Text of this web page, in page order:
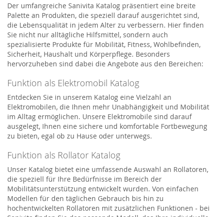
Der umfangreiche Sanivita Katalog präsentiert eine breite
Palette an Produkten, die speziell darauf ausgerichtet sind,
die Lebensqualität in jedem Alter zu verbessern. Hier finden
Sie nicht nur alltägliche Hilfsmittel, sondern auch
spezialisierte Produkte für Mobilität, Fitness, Wohlbefinden,
Sicherheit, Haushalt und Körperpflege. Besonders
hervorzuheben sind dabei die Angebote aus den Bereichen:
Funktion als Elektromobil Katalog
Entdecken Sie in unserem Katalog eine Vielzahl an
Elektromobilen, die Ihnen mehr Unabhängigkeit und Mobilität
im Alltag ermöglichen. Unsere Elektromobile sind darauf
ausgelegt, Ihnen eine sichere und komfortable Fortbewegung
zu bieten, egal ob zu Hause oder unterwegs.
Funktion als Rollator Katalog
Unser Katalog bietet eine umfassende Auswahl an Rollatoren,
die speziell für Ihre Bedürfnisse im Bereich der
Mobilitätsunterstützung entwickelt wurden. Von einfachen
Modellen für den täglichen Gebrauch bis hin zu
hochentwickelten Rollatoren mit zusätzlichen Funktionen - bei